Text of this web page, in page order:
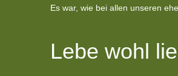
Es war, wie bei allen unseren
Lebe wohl